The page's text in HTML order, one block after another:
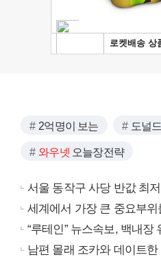
2억명이 보는 도널
와우넷 오늘장전략
서울 동작구 사당 반값 최
세계에서 가장 큰 중요부
“루테인” 뉴스속보, 백내장
남편 몰래 조카와 데이트한